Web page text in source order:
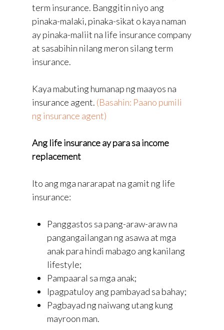
term insurance. Banggitin niyo ang
pinaka-malaki, pinaka-sikat o kaya naman
ay pinaka-maliit na life insurance company
at sasabihin nilang meron silang term
insurance.
Kaya mabuting humanap ng maayos na
insurance agent. (Basahin: Paano pumili
ng insurance agent)
Ang life insurance ay para sa income
replacement
Ito ang mga nararapat na gamit ng life
insurance:
Panggastos sa pang-araw-araw na
pangangailangan ng asawa at mga
anak para hindi mabago ang kanilang
lifestyle;
Pampaaral sa mga anak;
Ipagpatuloy ang pambayad sa bahay;
Pagbayad ng naiwang utang kung
mayroon man.